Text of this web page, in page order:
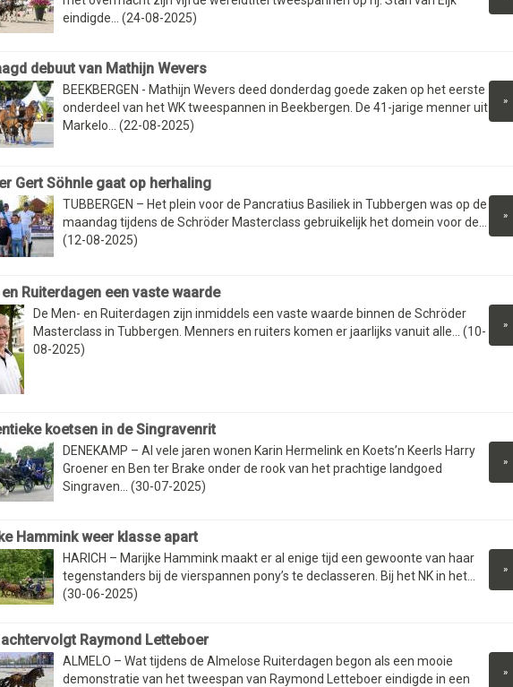
eindigde... (24-08-2025)
debuut van Mathijn Wevers
»
BEEKBERGEN - Mathijn Wevers deed donderdag goede zaken op het eerste
onderdeel van het WK tweespannen in Beekbergen. De 41-jarige menner uit
Markelo... (22-08-2025)
Gert Söhnle gaat op herhaling
»
TUBBERGEN – Het plein voor de Pancratius Basiliek in Tubbergen was op de
maandag tijdens de Schröder Masterclass gebruikelijk het domein voor de...
(12-08-2025)
Ruiterdagen een vaste waarde
»
De Men- en Ruiterdagen zijn inmiddels een vaste waarde binnen de Schröder
Masterclass in Tubbergen. Menners en ruiters komen er jaarlijks vanuit alle... (10-
08-2025)
koetsen in de Singravenrit
»
DENEKAMP – Al vele jaren wonen Karin Hermelink en Koets’n Keerls Harry
Groener en Ben ter Brake onder de rook van het prachtige landgoed
Singraven... (30-07-2025)
Hammink weer klasse apart
»
HARICH – Marijke Hammink maakt er al enige tijd een gewoonte van haar
tegenstanders bij de vierspannen pony’s te declasseren. Bij het NK in het...
(30-06-2025)
Raymond Letteboer
»
ALMELO – Wat tijdens de Almelose Ruiterdagen begon als een mooie
demonstratie van het tweespan van Raymond Letteboer eindigde in een